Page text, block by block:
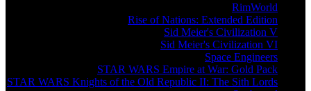
RimWorld
Rise of Nations: Extended Edition
Sid Meier's Civilization V
Sid Meier's Civilization VI
Space Engineers
STAR WARS Empire at War: Gold Pack
STAR WARS Knights of the Old Republic II: The Sith Lords